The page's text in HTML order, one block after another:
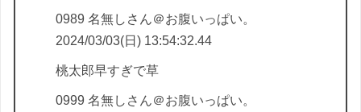
0989 名無しさん＠お腹いっぱい。
2024/03/03(日) 13:54:32.44
桃太郎早すぎで草
0999 名無しさん＠お腹いっぱい。